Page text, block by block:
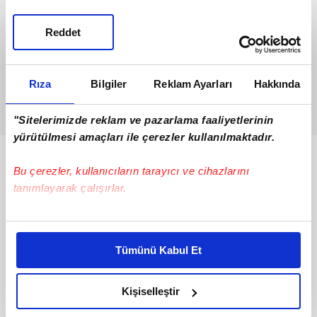
Rıza Bilgiler Reklam Ayarları Hakkında
"Sitelerimizde reklam ve pazarlama faaliyetlerinin
yürütülmesi amaçları ile çerezler kullanılmaktadır.
Bu çerezler, kullanıcıların tarayıcı ve cihazlarını
tanımlayarak çalışırlar.
Bu çerezlere izin vermeniz halinde sizlere özel
daha iyi reklam deneyimi yaşatabiliriz. Bunu yaparken
amacımızın size daha iyi bir reklam deneyimi sunmak
olduğunu ve sizlere en iyi içerikleri sunabilmek adına
elimizden gelen çabayı gösterdiğimizi ve bu noktada,
Tümünü Kabul Et
Kişiselleştir
Reddet
Bunlar da Var